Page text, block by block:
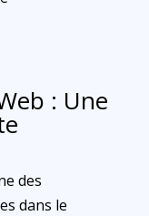
: Une
des
dans le